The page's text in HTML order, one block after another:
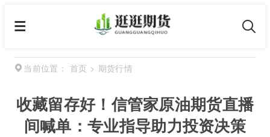
当前位置： 首页 > 期货行情
收藏留存好！信管家原油期货直播
间喊单：专业指导助力投资决策